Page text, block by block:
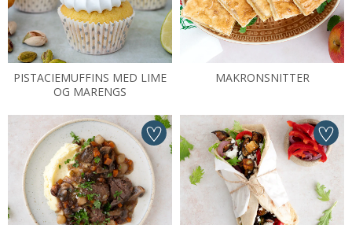
PISTACIEMUFFINS MED LIME
OG MARENGS
MAKRONSNITTER